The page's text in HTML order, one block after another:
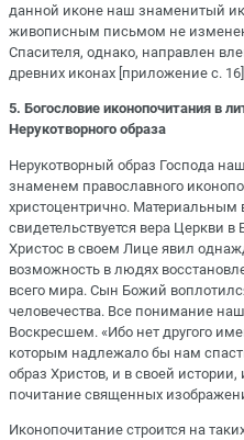
данной иконе наш знаменитый
живописным письмом не
Спасителя, однако, направлен
древних иконах [приложение с.
5. Богословие иконопочитания в
Нерукотворного образа
Нерукотворный образ Господа
знаменем православного
христоцентрично.
свидетельствуется вера Церкви
Христос в своем Лице явил
возможность в людях
всего мира. Сын Божий
человечества. Все понимание
Воскресшем. «Ибо нет другого
которым надлежало бы нам
образ Христов, и в своей
почитание священных
Иконопочитание строится на